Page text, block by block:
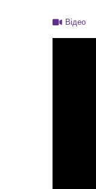
Відео